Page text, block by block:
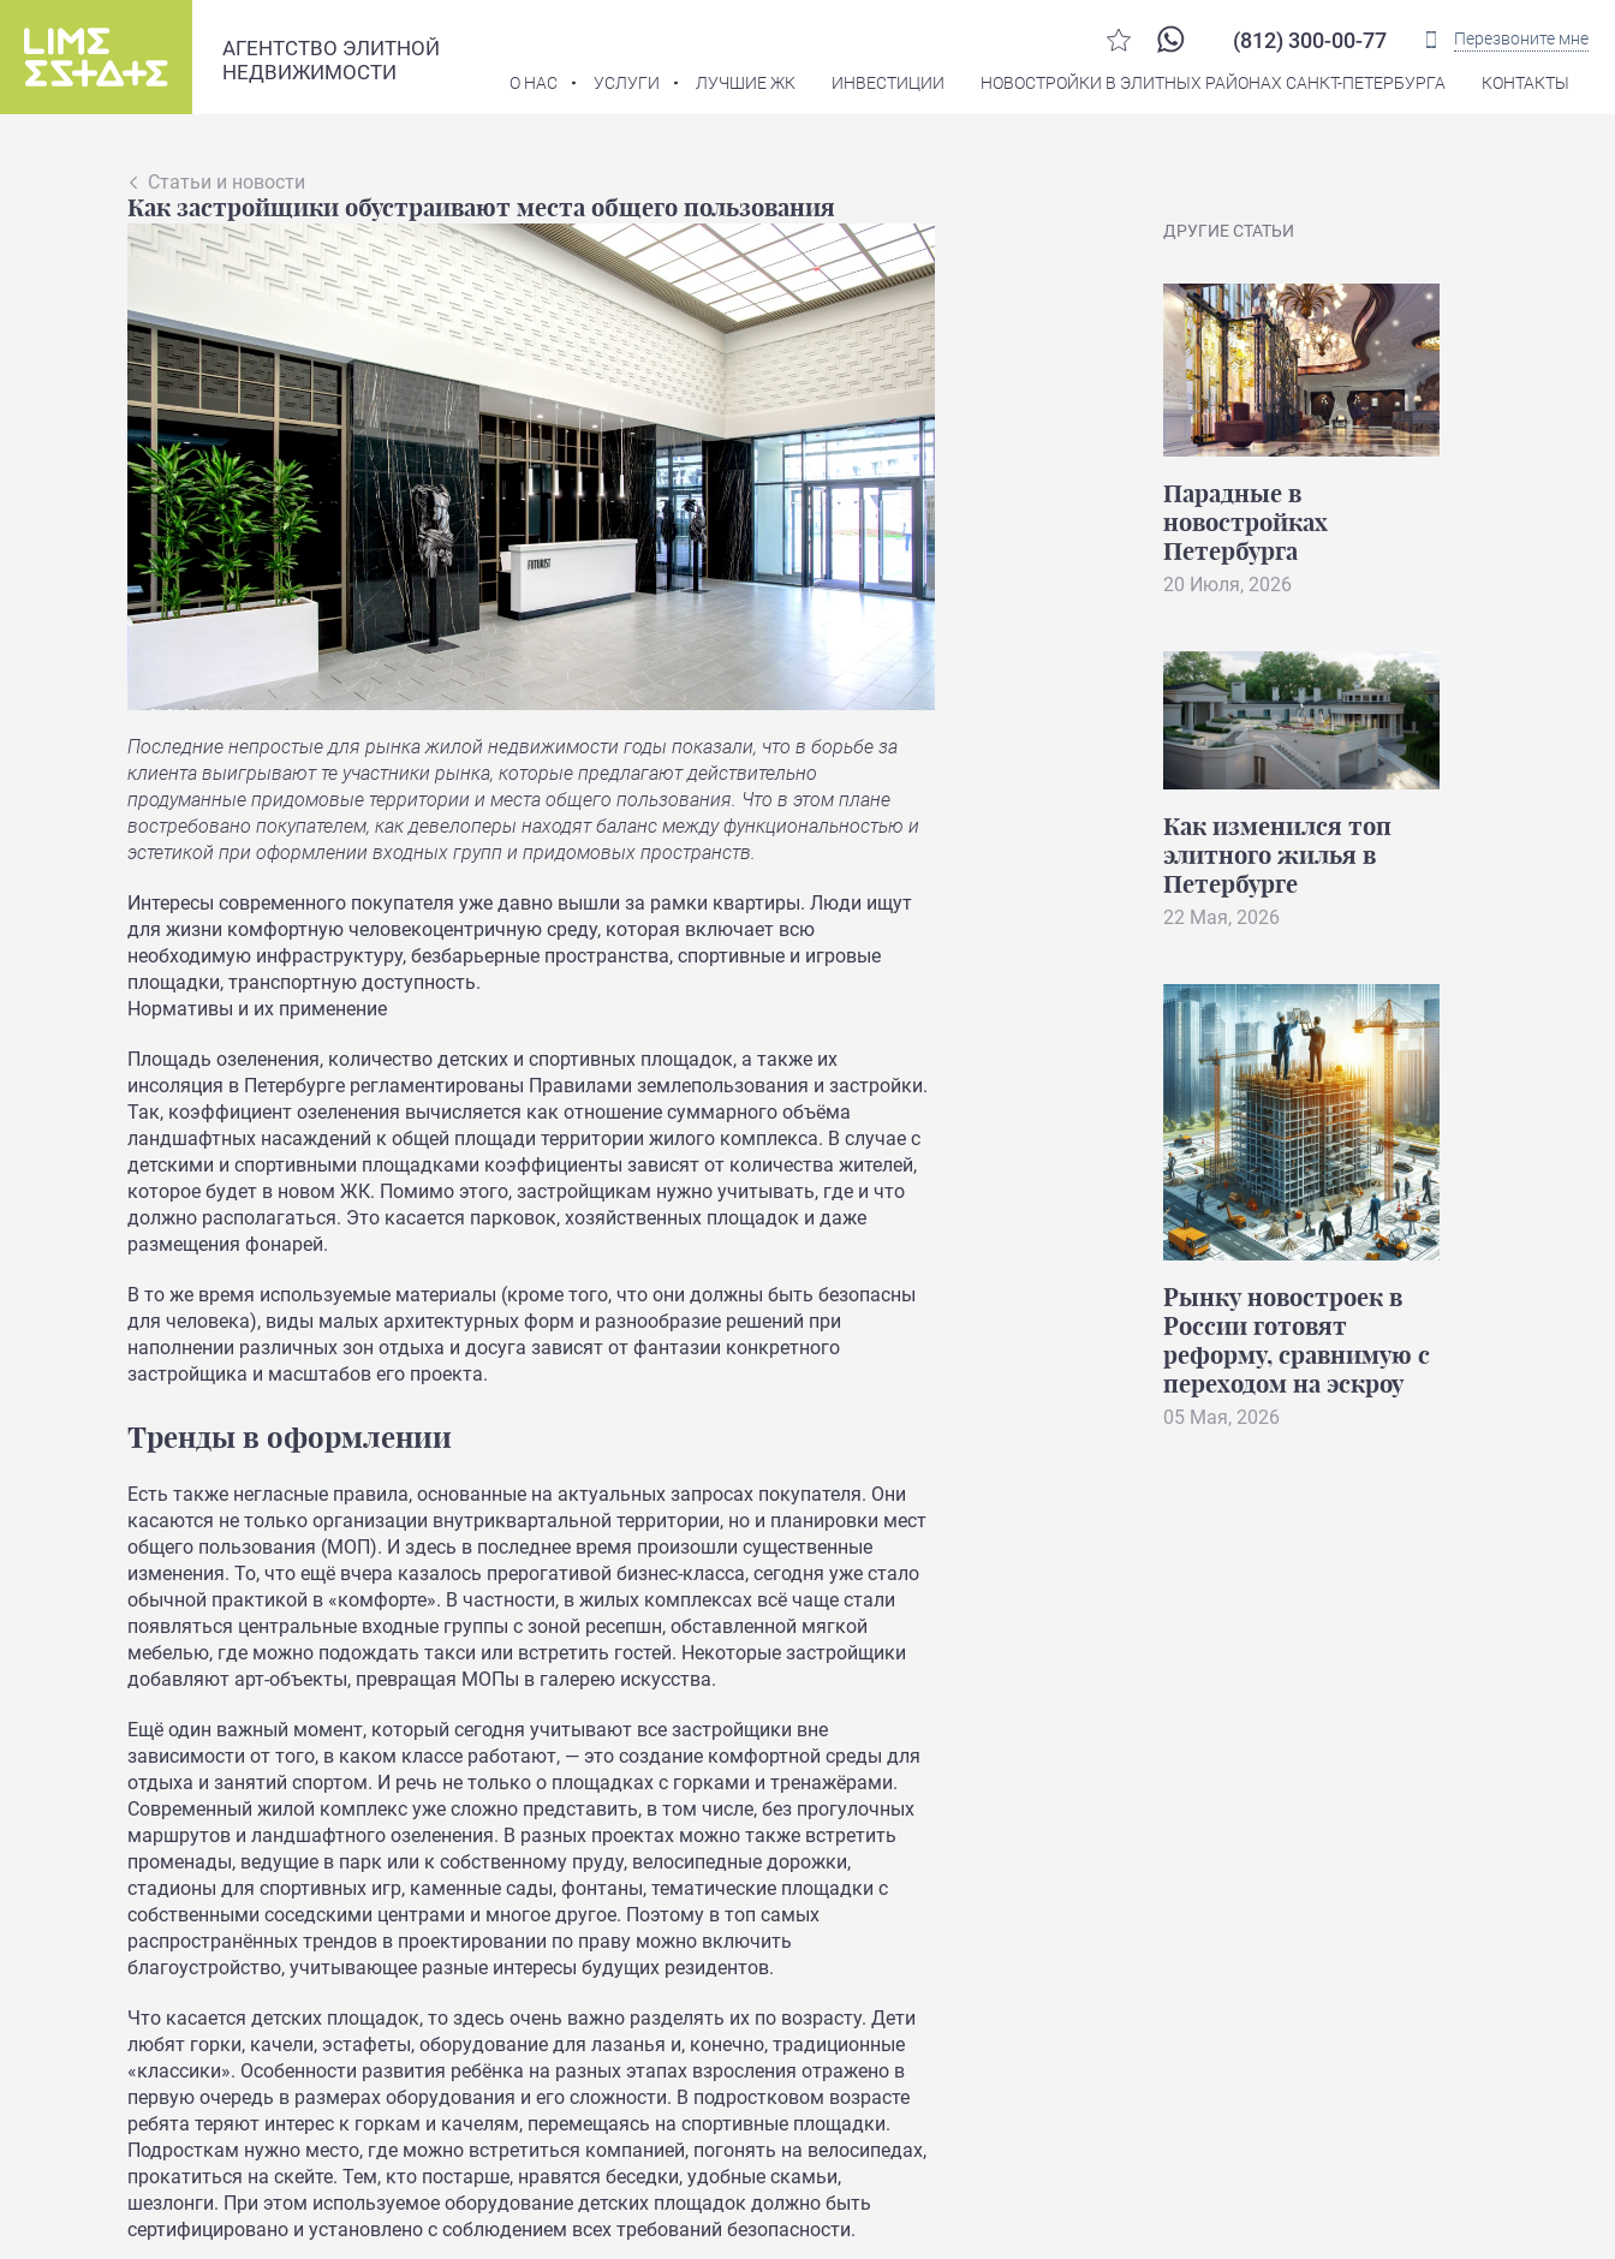
АГЕНТСТВО ЭЛИТНОЙ
НЕДВИЖИМОСТИ
(812) 300-00-77 Перезвоните мне
О НАС УСЛУГИ ЛУЧШИЕ ЖК ИНВЕСТИЦИИ НОВОСТРОЙКИ В ЭЛИТНЫХ РАЙОНАХ САНКТ-ПЕТЕРБУРГА КОНТАКТЫ
Статьи и новости
Как застройщики обустраивают места общего пользования
Последние непростые для рынка жилой недвижимости годы показали, что в борьбе за
клиента выигрывают те участники рынка, которые предлагают действительно
продуманные придомовые территории и места общего пользования. Что в этом плане
востребовано покупателем, как девелоперы находят баланс между функциональностью и
эстетикой при оформлении входных групп и придомовых пространств.
Интересы современного покупателя уже давно вышли за рамки квартиры. Люди ищут
для жизни комфортную человекоцентричную среду, которая включает всю
необходимую инфраструктуру, безбарьерные пространства, спортивные и игровые
площадки, транспортную доступность.
Нормативы и их применение
Площадь озеленения, количество детских и спортивных площадок, а также их
инсоляция в Петербурге регламентированы Правилами землепользования и застройки.
Так, коэффициент озеленения вычисляется как отношение суммарного объёма
ландшафтных насаждений к общей площади территории жилого комплекса. В случае с
детскими и спортивными площадками коэффициенты зависят от количества жителей,
которое будет в новом ЖК. Помимо этого, застройщикам нужно учитывать, где и что
должно располагаться. Это касается парковок, хозяйственных площадок и даже
размещения фонарей.
В то же время используемые материалы (кроме того, что они должны быть безопасны
для человека), виды малых архитектурных форм и разнообразие решений при
наполнении различных зон отдыха и досуга зависят от фантазии конкретного
застройщика и масштабов его проекта.
Тренды в оформлении
Есть также негласные правила, основанные на актуальных запросах покупателя. Они
касаются не только организации внутриквартальной территории, но и планировки мест
общего пользования (МОП). И здесь в последнее время произошли существенные
изменения. То, что ещё вчера казалось прерогативой бизнес-класса, сегодня уже стало
обычной практикой в «комфорте». В частности, в жилых комплексах всё чаще стали
появляться центральные входные группы с зоной ресепшн, обставленной мягкой
мебелью, где можно подождать такси или встретить гостей. Некоторые застройщики
добавляют арт-объекты, превращая МОПы в галерею искусства.
Ещё один важный момент, который сегодня учитывают все застройщики вне
зависимости от того, в каком классе работают, — это создание комфортной среды для
отдыха и занятий спортом. И речь не только о площадках с горками и тренажёрами.
Современный жилой комплекс уже сложно представить, в том числе, без прогулочных
маршрутов и ландшафтного озеленения. В разных проектах можно также встретить
променады, ведущие в парк или к собственному пруду, велосипедные дорожки,
стадионы для спортивных игр, каменные сады, фонтаны, тематические площадки с
собственными соседскими центрами и многое другое. Поэтому в топ самых
распространённых трендов в проектировании по праву можно включить
благоустройство, учитывающее разные интересы будущих резидентов.
Что касается детских площадок, то здесь очень важно разделять их по возрасту. Дети
любят горки, качели, эстафеты, оборудование для лазанья и, конечно, традиционные
«классики». Особенности развития ребёнка на разных этапах взросления отражено в
первую очередь в размерах оборудования и его сложности. В подростковом возрасте
ребята теряют интерес к горкам и качелям, перемещаясь на спортивные площадки.
Подросткам нужно место, где можно встретиться компанией, погонять на велосипедах,
прокатиться на скейте. Тем, кто постарше, нравятся беседки, удобные скамьи,
шезлонги. При этом используемое оборудование детских площадок должно быть
сертифицировано и установлено с соблюдением всех требований безопасности.
ДРУГИЕ СТАТЬИ
Парадные в
новостройках
Петербурга
20 Июля, 2026
Как изменился топ
элитного жилья в
Петербурге
22 Мая, 2026
Рынку новостроек в
России готовят
реформу, сравнимую с
переходом на эскроу
05 Мая, 2026